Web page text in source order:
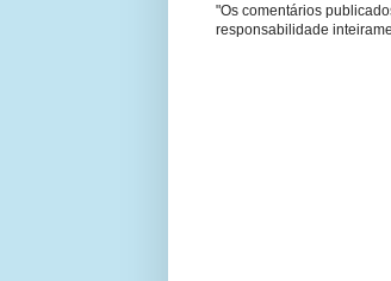
"Os comentários
responsabilidade